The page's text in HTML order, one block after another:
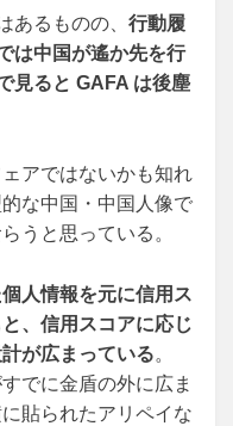
あるものの、 行動履
は中国が遙か先を行
見ると GAFA は後塵
アではないかも知れ
な中国・中国人像で
うと思っている。
人情報を元に信用ス
、信用スコアに応じ
が広まっている。
でに金盾の外に広ま
貼られたアリペイな